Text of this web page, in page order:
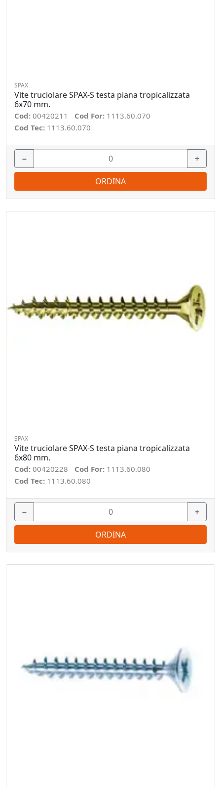
SPAX
Vite truciolare SPAX-S testa piana tropicalizzata
6x70 mm.
Cod: 00420211 Cod For: 1113.60.070
Cod Tec: 1113.60.070
− +
ORDINA
SPAX
Vite truciolare SPAX-S testa piana tropicalizzata
6x80 mm.
Cod: 00420228 Cod For: 1113.60.080
Cod Tec: 1113.60.080
− +
ORDINA